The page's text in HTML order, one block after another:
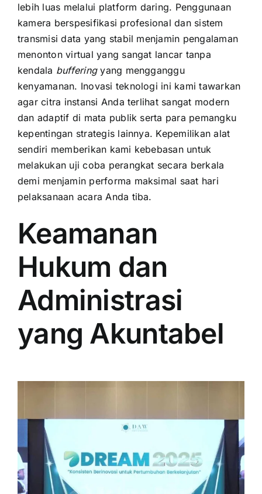
lebih luas melalui platform daring. Penggunaan
kamera berspesifikasi profesional dan sistem
transmisi data yang stabil menjamin pengalaman
menonton virtual yang sangat lancar tanpa
kendala bufferingyang mengganggu
kenyamanan. Inovasi teknologi ini kami tawarkan
agar citra instansi Anda terlihat sangat modern
dan adaptif di mata publik serta para pemangku
kepentingan strategis lainnya. Kepemilikan alat
sendiri memberikan kami kebebasan untuk
melakukan uji coba perangkat secara berkala
demi menjamin performa maksimal saat hari
pelaksanaan acara Anda tiba.
Keamanan
Hukum dan
Administrasi
yang Akuntabel